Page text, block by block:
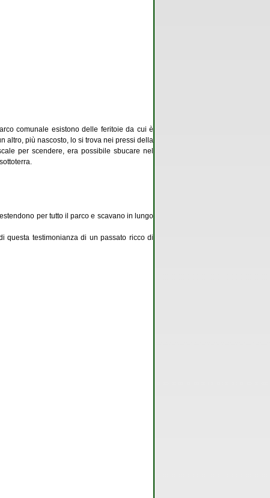
comunale esistono delle feritoie da cui è
altro, più nascosto, lo si trova nei pressi della
per scendere, era possibile sbucare nel
per tutto il parco e scavano in lungo
questa testimonianza di un passato ricco di